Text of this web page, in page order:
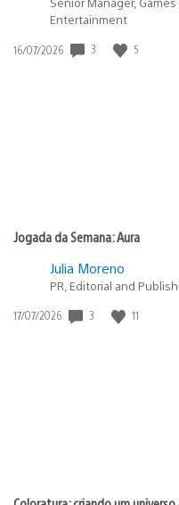
Entertainment
Data
16/07/2026 3 5
Jogada da Semana: Aura
Julia Moreno
PR, Editorial and
Data
17/07/2026 3 11